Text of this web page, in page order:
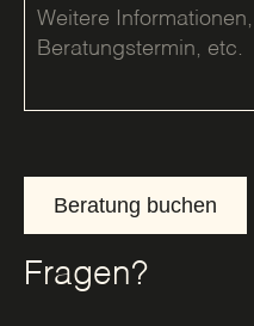
Beratung buchen
Fragen?